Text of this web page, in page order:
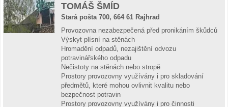
TOMÁŠ ŠMÍD
Stará pošta 700, 664 61 Rajhrad
Provozovna nezabezpečená před pronikáním škůdců
Výskyt plísní na stěnách
Hromadění odpadů, nezajištění odvozu
potravinářského odpadu
Nečistoty na stěnách nebo stropě
Prostory provozovny využívány i pro skladování
předmětů, které mohou ovlivnit kvalitu nebo
bezpečnost potravin
Prostory provozovny využívány i pro činnosti